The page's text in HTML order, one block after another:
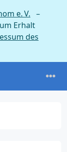
e. V. –
Erhalt
des